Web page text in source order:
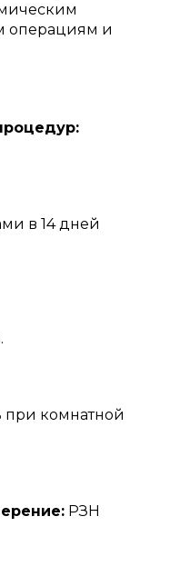
операциям и
в 14 дней
при комнатной
РЗН